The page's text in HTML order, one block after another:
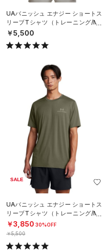
UAバニッシュ エナジー ショートス
リーブTシャツ（トレーニング/ME
N）
￥5,500
SALE
UAバニッシュ エナジー ショートス
リーブTシャツ（トレーニング/ME
N）
￥3,850 30%OFF
￥5,500